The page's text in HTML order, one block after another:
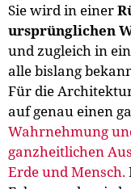
Sie wird in einer
ursprünglichen
und zugleich in
alle bislang
Für die
auf genau einen
Wahrnehmung
ganzheitlichen
Erde und Mensch.